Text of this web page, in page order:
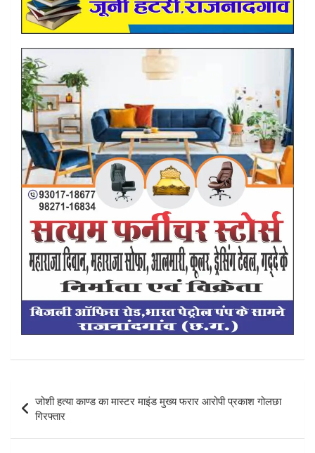
Post
navigation
जोशी हत्या काण्ड का मास्टर माइंड मुख्य फरार आरोपी प्रकाश गोलछा
गिरफ्तार